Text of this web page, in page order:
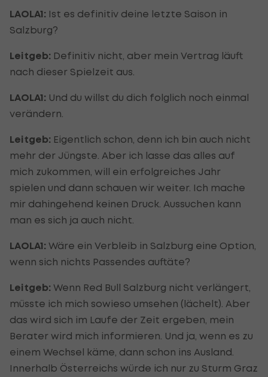
LAOLA1: Ist es definitiv deine letzte Saison in
Salzburg?
Leitgeb: Definitiv nicht, aber mein Vertrag läuft
nach dieser Spielzeit aus.
LAOLA1: Und du willst du dich folglich noch einmal
verändern.
Leitgeb: Eigentlich schon, denn ich bin auch nicht
mehr der Jüngste. Aber ich lasse das alles auf
mich zukommen, will ein erfolgreiches Jahr
spielen und dann schauen wir weiter. Ich mache
mir dahingehend keinen Druck. Aussuchen kann
man es sich ja auch nicht.
LAOLA1: Wäre ein Verbleib in Salzburg eine Option,
wenn sich nichts Passendes auftäte?
Leitgeb: Wenn Red Bull Salzburg nicht verlängert,
müsste ich mich sowieso umsehen (lächelt). Aber
das wird sich im Laufe der Zeit ergeben, mein
Berater wird mich informieren. Und ja, wenn es zu
einem Wechsel käme, dann schon ins Ausland.
Innerhalb Österreichs würde ich nur zu Sturm Graz